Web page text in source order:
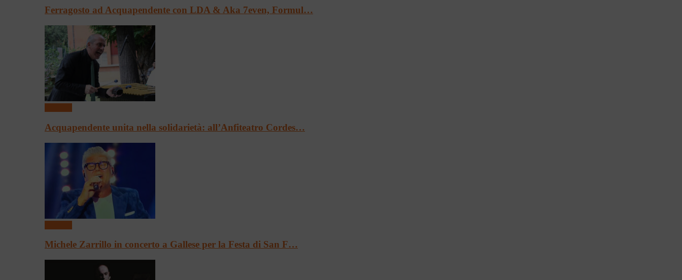
Ferragosto ad Acquapendente con LDA & Aka 7even, Formul…
Acquapendente unita nella solidarietà: all’Anfiteatro Cordes…
Michele Zarrillo in concerto a Gallese per la Festa di San F…